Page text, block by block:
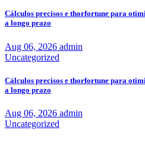
Cálculos precisos e thorfortune para
a longo prazo
Aug 06, 2026 admin
Uncategorized
Cálculos precisos e thorfortune para
a longo prazo
Aug 06, 2026 admin
Uncategorized